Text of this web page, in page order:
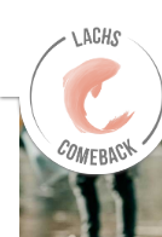
Startseite